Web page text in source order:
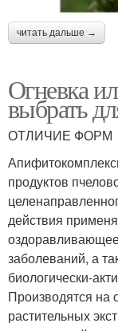
читать дальше →
Огневка
выбрать
ОТЛИЧИЕ ФОРМ
продуктов
действия
заболеваний, а
биологически-
Производятся на
растительных